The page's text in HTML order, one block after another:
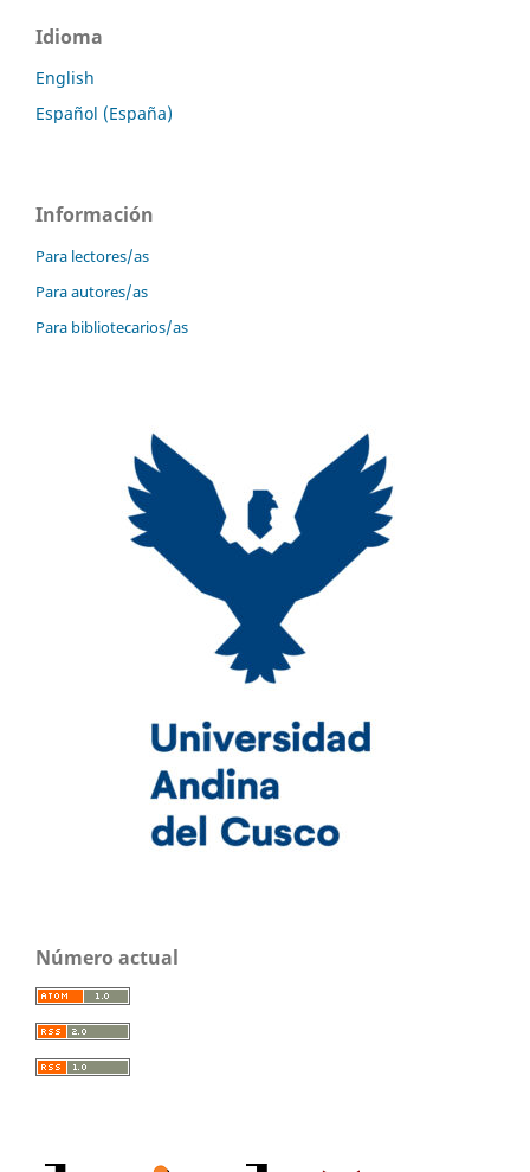
Idioma
English
Español (España)
Información
Para lectores/as
Para autores/as
Para bibliotecarios/as
Número actual